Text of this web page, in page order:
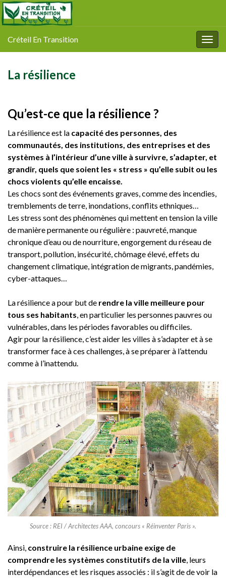
Créteil En Transition
La résilience
Qu’est-ce que la résilience ?
La résilience est la capacité des personnes, des
communautés, des institutions, des entreprises et des
systèmes à l’intérieur d’une ville à survivre, s’adapter, et
grandir, quels que soient les « stress » qu’elle subit ou les
chocs violents qu’elle encaisse.
Les chocs sont des événements graves, comme des incendies,
tremblements de terre, inondations, conflits ethniques…
Les stress sont des phénomènes qui mettent en tension la ville
de manière permanente ou régulière : pauvreté, manque
chronique d’eau ou de nourriture, engorgement du réseau de
transport, pollution, insécurité, chômage élevé, effets du
changement climatique, intégration de migrants, pandémies,
cyber-attaques…
La résilience a pour but de rendre la ville meilleure pour
tous ses habitants , en particulier les personnes pauvres ou
vulnérables, dans les périodes favorables ou difficiles.
Agir pour la résilience, c’est aider les villes à s’adapter et à se
transformer face à ces challenges, à se préparer à l’attendu
comme à l’inattendu.
Source : REI / Architectes AAA, concours « Réinventer Paris ».
Ainsi, construire la résilience urbaine exige de
comprendre les systèmes constitutifs de la ville , leurs
interdépendances et les risques associés : il s’agit de de voir la